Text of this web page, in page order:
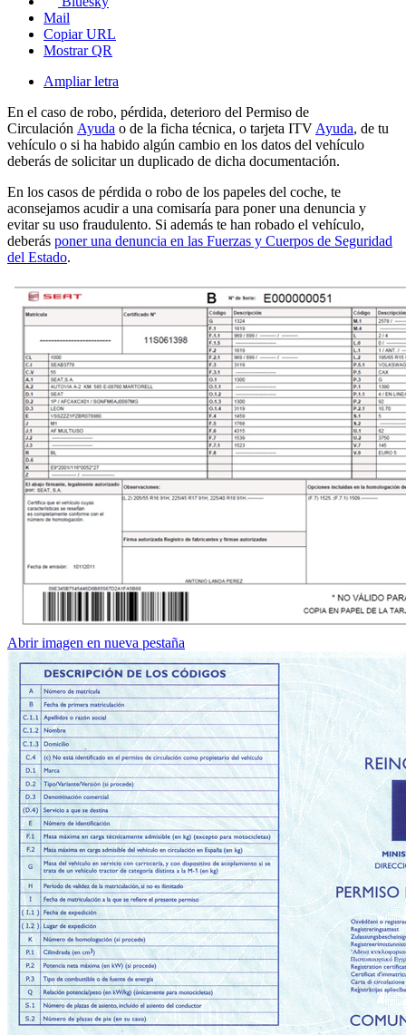
Mail
Copiar URL
Mostrar QR
Ampliar letra
En el caso de robo, pérdida, deterioro del Permiso de
Circulación Ayuda o de la ficha técnica, o tarjeta ITV Ayuda, de tu
vehículo o si ha habido algún cambio en los datos del vehículo
deberás de solicitar un duplicado de dicha documentación.
En los casos de pérdida o robo de los papeles del coche, te
aconsejamos acudir a una comisaría para poner una denuncia y
evitar su uso fraudulento. Si además te han robado el vehículo,
deberás poner una denuncia en las Fuerzas y Cuerpos de Seguridad
del Estado.
Abrir imagen en nueva pestaña